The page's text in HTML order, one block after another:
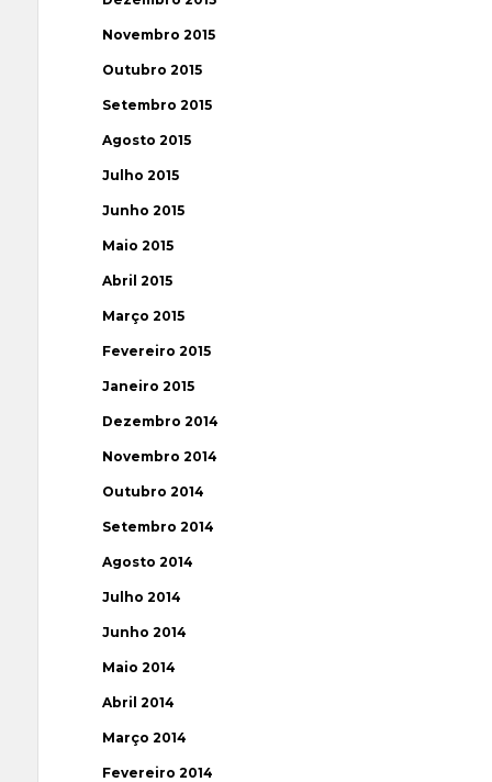
Novembro 2015
Outubro 2015
Setembro 2015
Agosto 2015
Julho 2015
Junho 2015
Maio 2015
Abril 2015
Março 2015
Fevereiro 2015
Janeiro 2015
Dezembro 2014
Novembro 2014
Outubro 2014
Setembro 2014
Agosto 2014
Julho 2014
Junho 2014
Maio 2014
Abril 2014
Março 2014
Fevereiro 2014